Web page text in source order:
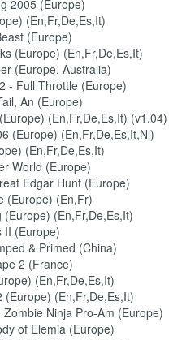
2005 (Europe)
(En,Fr,De,Es,It)
(Europe)
(Europe) (En,Fr,De,Es,It)
(Europe, Australia)
- Full Throttle (Europe)
An (Europe)
(En,Fr,De,Es,It) (v1.04)
(Europe) (En,Fr,De,Es,It,Nl)
(En,Fr,De,Es,It)
World (Europe)
Edgar Hunt (Europe)
(Europe) (En,Fr)
(En,Fr,De,Es,It)
II (Europe)
& Primed (China)
2 (France)
(En,Fr,De,Es,It)
(Europe) (En,Fr,De,Es,It)
Ninja Pro-Am (Europe)
of Elemia (Europe)